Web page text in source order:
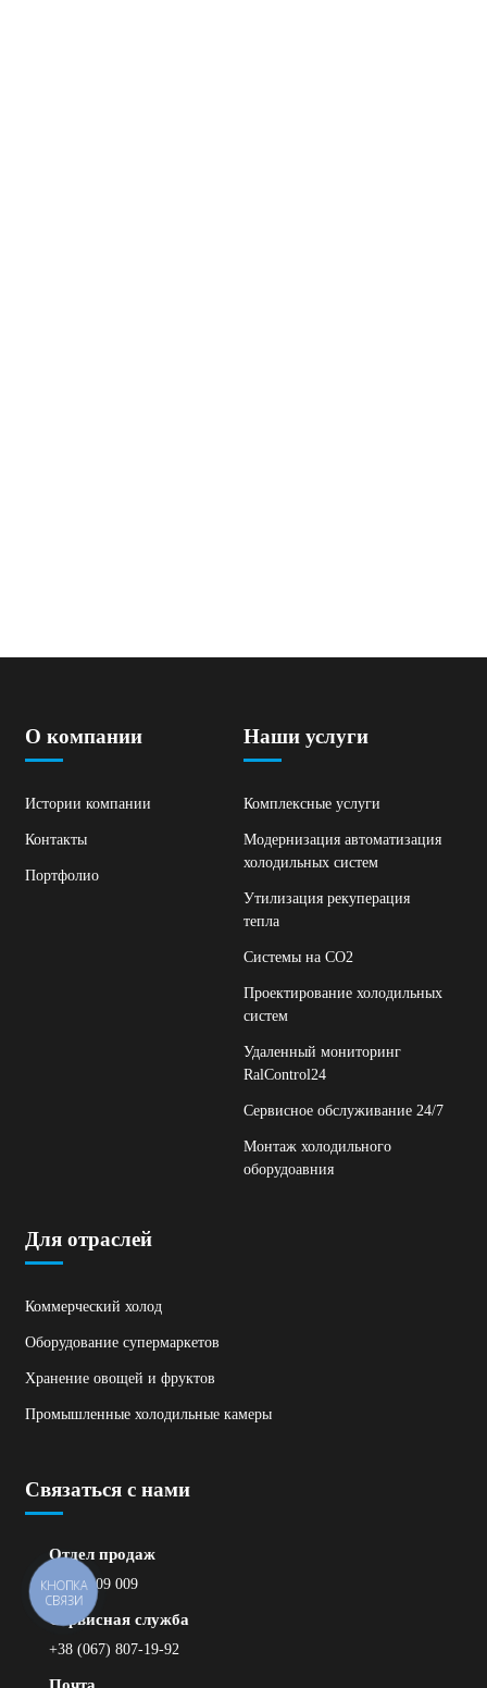
О компании
Истории компании
Контакты
Портфолио
Наши услуги
Комплексные услуги
Модернизация автоматизация
холодильных систем
Утилизация рекуперация
тепла
Системы на СО2
Проектирование холодильных
систем
Удаленный мониторинг
RalControl24
Сервисное обслуживание 24/7
Монтаж холодильного
оборудоавния
Для отраслей
Коммерческий холод
Оборудование супермаркетов
Хранение овощей и фруктов
Промышленные холодильные камеры
Связаться с нами
Отдел продаж
0 800 309 009
Сервисная служба
+38 (067) 807-19-92
Почта
КНОПКА
СВЯЗИ